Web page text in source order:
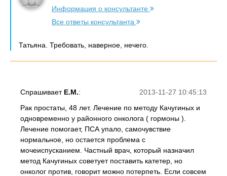
Информация о консультанте
Все ответы консультанта
Татьяна. Требовать, наверное, нечего.
2013-11-27 10:45:13
Спрашивает Е.М.:
Рак простаты, 48 лет. Лечение по методу Качугиных и
одновременно у районного онколога ( гормоны ).
Лечение помогает, ПСА упало, самочувствие
нормальное, но остается проблема с
мочеиспусканием. Частный врач, который назначил
метод Качугиных советует поставить катетер, но
онколог против, говорит можно потерпеть. Если совсем